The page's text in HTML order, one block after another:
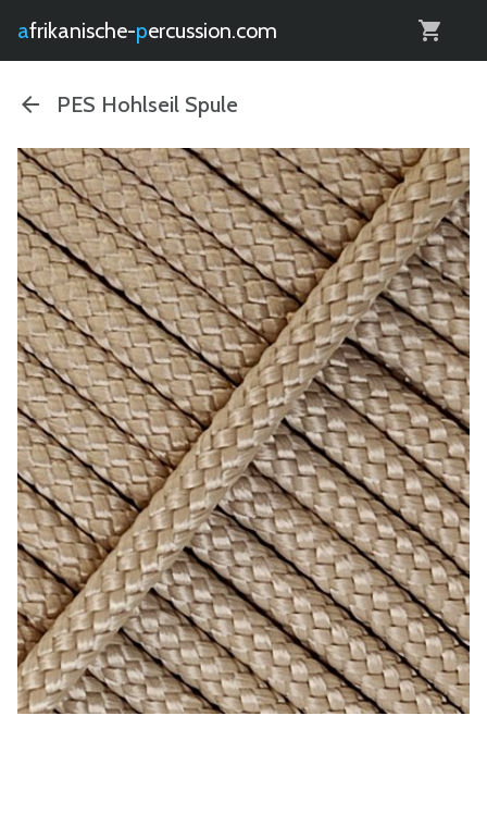
afrikanische- percussion.com
PES Hohlseil Spule